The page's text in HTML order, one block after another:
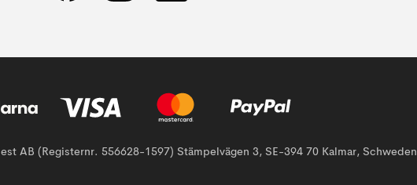
AB (Registernr. 556628-1597) Stämpelvägen 3, SE-394 70 Kalmar, Schweden